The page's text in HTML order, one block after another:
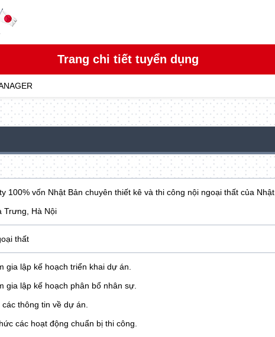
Trang chi tiết tuyển dụng
100% vốn Nhật Bản chuyên thiết kê và thi công nội ngoại thất của Nhật
Trưng, Hà Nội
thất
gia lập kế hoạch triển khai dự án.
gia lập kế hoạch phân bổ nhân sự.
các thông tin về dự án.
các hoạt động chuẩn bị thi công.